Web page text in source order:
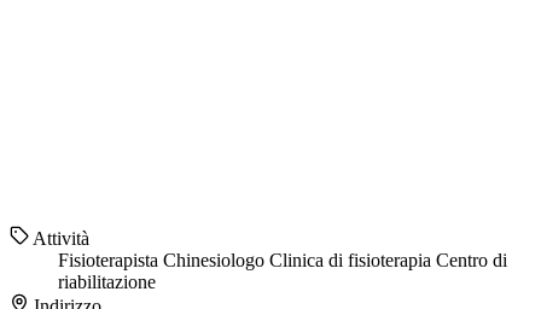
Attività
Fisioterapista Chinesiologo Clinica di fisioterapia Centro di
riabilitazione